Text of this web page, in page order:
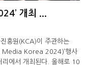
개최 ...
흥원(KCA)이 주관하는
Media Korea 2024)’행사
에서 개최된다. 올해로 10